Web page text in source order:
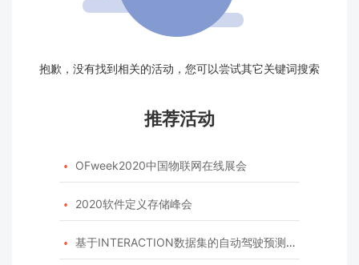
抱歉，没有找到相关的活动，您可以尝试其它关键词搜索
推荐活动
 OFweek2020中国物联网在线展会
 2020软件定义存储峰会
 基于INTERACTION数据集的自动驾驶预测模型挑战赛